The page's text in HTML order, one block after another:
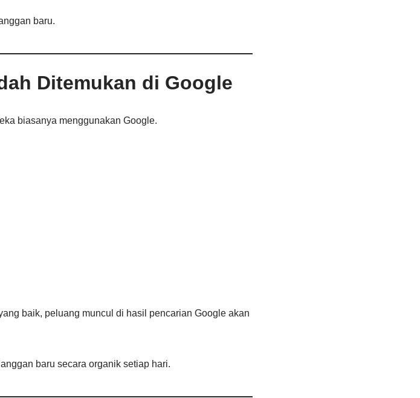
baru.
Ditemukan di Google
biasanya menggunakan Google.
baik, peluang muncul di hasil pencarian Google akan
baru secara organik setiap hari.